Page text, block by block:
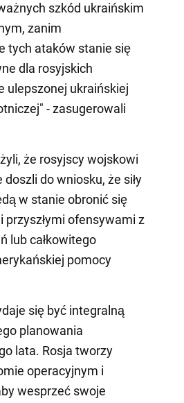
szkód ukraińskim
zanim
tych ataków stanie się
dla rosyjskich
ulepszonej ukraińskiej
- zasugerowali
że rosyjscy wojskowi
do wniosku, że siły
w stanie obronić się
przyszłymi ofensywami z
lub całkowitego
pomocy
się być integralną
planowania
lata. Rosja tworzy
operacyjnym i
wesprzeć swoje